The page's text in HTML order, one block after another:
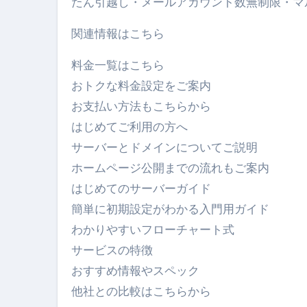
関連情報はこちら
料金一覧はこちら
おトクな料金設定をご案内
お支払い方法もこちらから
はじめてご利用の方へ
サーバーとドメインについてご説明
ホームページ公開までの流れもご案内
はじめてのサーバーガイド
簡単に初期設定がわかる入門用ガイド
わかりやすいフローチャート式
サービスの特徴
おすすめ情報やスペック
他社との比較はこちらから